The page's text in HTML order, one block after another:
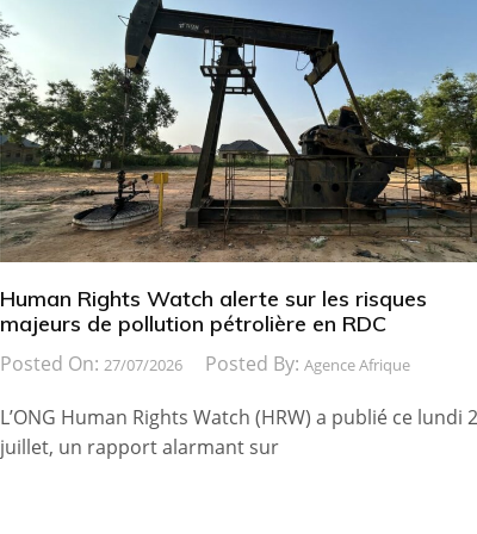
Human Rights Watch alerte sur les risques
majeurs de pollution pétrolière en RDC
Posted On: 27/07/2026 Posted By: Agence Afrique
L’ONG Human Rights Watch (HRW) a publié ce lundi
juillet, un rapport alarmant sur